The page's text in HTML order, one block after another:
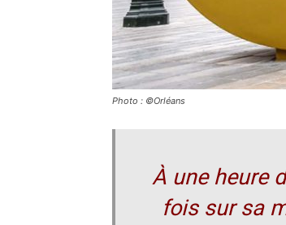
Photo : ©Orléans
À une heure
fois sur sa